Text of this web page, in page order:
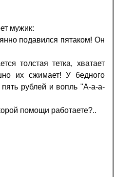
мужик:
подавился пятаком! Он
толстая тетка, хватает
их сжимает! У бедного
пять рублей и вопль "А-а-а-
помощи работаете?..